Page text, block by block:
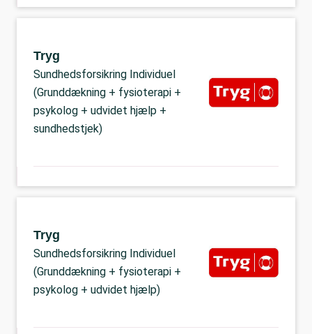
Tryg
Sundhedsforsikring Individuel
(Grunddækning + fysioterapi +
psykolog + udvidet hjælp +
sundhedstjek)
Tryg
Sundhedsforsikring Individuel
(Grunddækning + fysioterapi +
psykolog + udvidet hjælp)